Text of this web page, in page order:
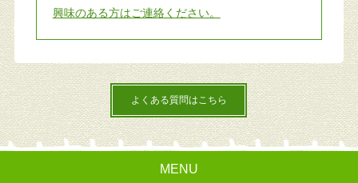
興味のある方はご連絡ください。
よくある質問はこちら
MENU